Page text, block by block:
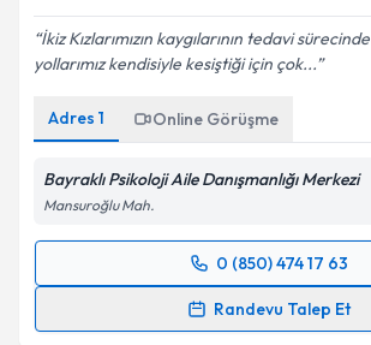
İkiz Kızlarımızın kaygılarının tedavi sürecinde
yollarımız kendisiyle kesiştiği için çok...
Adres 1 Online Görüşme
Bayraklı Psikoloji Aile Danışmanlığı Merkezi
Mansuroğlu Mah.
0 (850) 474 17 63
Randevu Talep Et
Randevu Takvimi Talebi